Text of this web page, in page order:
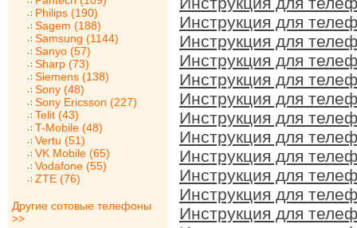
Philips (190)
Sagem (188)
Samsung (1144)
Sanyo (57)
Sharp (73)
Siemens (138)
Sony (48)
Sony Ericsson (227)
Telit (43)
T-Mobile (48)
Vertu (51)
VK Mobile (65)
Vodafone (55)
ZTE (76)
Другие сотовые телефоны
>>
Инструкция для
Инструкция для
Инструкция для
Инструкция для
Инструкция для
Инструкция для
Инструкция для
Инструкция для
Инструкция для
Инструкция для
Инструкция для